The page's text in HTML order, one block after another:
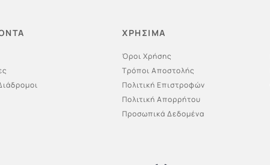
ΧΡΗΣΙΜΑ
Όροι Χρήσης
Τρόποι Αποστολής
Πολιτική Επιστροφών
Πολιτική Απορρήτου
Προσωπικά Δεδομένα